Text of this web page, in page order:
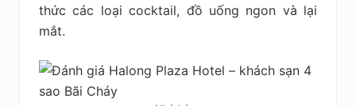
thức các loại cocktail, đồ uống ngon và lại
mắt.